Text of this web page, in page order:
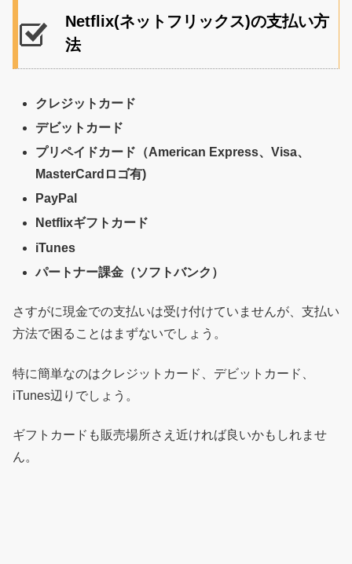
Netflix(ネットフリックス)の支払い方
法
クレジットカード
デビットカード
プリペイドカード（American Express、Visa、
MasterCardロゴ有)
PayPal
Netflixギフトカード
iTunes
パートナー課金（ソフトバンク）
さすがに現金での支払いは受け付けていませんが、支払い
方法で困ることはまずないでしょう。
特に簡単なのはクレジットカード、デビットカード、
iTunes辺りでしょう。
ギフトカードも販売場所さえ近ければ良いかもしれませ
ん。